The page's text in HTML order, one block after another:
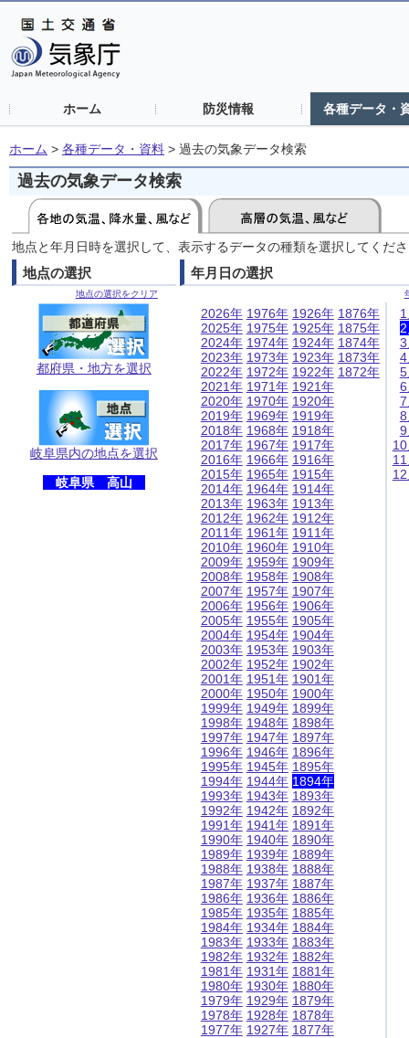
ホーム 防災情報 各種データ・
ホーム > 各種データ・資料 > 過去の気象データ検索
過去の気象データ検索
地点と年月日時を選択して、表示するデータの種類を選択してくだ
地点の選択
地点の選択をクリア
都府県・地方を選択
岐阜県内の地点を選択
岐阜県 高山
年月日の選択
2026年
2025年
2024年
2023年
2022年
2021年
2020年
2019年
2018年
2017年
2016年
2015年
2014年
2013年
2012年
2011年
2010年
2009年
2008年
2007年
2006年
2005年
2004年
2003年
2002年
2001年
2000年
1999年
1998年
1997年
1996年
1995年
1994年
1993年
1992年
1991年
1990年
1989年
1988年
1987年
1986年
1985年
1984年
1983年
1982年
1981年
1980年
1979年
1978年
1977年
1976年
1975年
1974年
1973年
1972年
1971年
1970年
1969年
1968年
1967年
1966年
1965年
1964年
1963年
1962年
1961年
1960年
1959年
1958年
1957年
1956年
1955年
1954年
1953年
1952年
1951年
1950年
1949年
1948年
1947年
1946年
1945年
1944年
1943年
1942年
1941年
1940年
1939年
1938年
1937年
1936年
1935年
1934年
1933年
1932年
1931年
1930年
1929年
1928年
1927年
1926年
1925年
1924年
1923年
1922年
1921年
1920年
1919年
1918年
1917年
1916年
1915年
1914年
1913年
1912年
1911年
1910年
1909年
1908年
1907年
1906年
1905年
1904年
1903年
1902年
1901年
1900年
1899年
1898年
1897年
1896年
1895年
1894年
1893年
1892年
1891年
1890年
1889年
1888年
1887年
1886年
1885年
1884年
1883年
1882年
1881年
1880年
1879年
1878年
1877年
1876年
1875年
1874年
1873年
1872年